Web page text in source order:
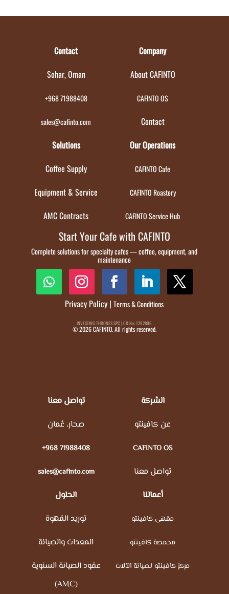
Contact
Sohar, Oman
+968 71988408
sales@cafinto.com
Company
About CAFINTO
CAFINTO OS
Contact
Solutions
Coffee Supply
Equipment & Service
AMC Contracts
Our Operations
CAFINTO Cafe
CAFINTO Roastery
CAFINTO Service Hub
Start Your Cafe with CAFINTO
Complete solutions for specialty cafes — coffee, equipment, and
maintenance
Privacy Policy |Terms & Conditions
INVESTING THRONES SPC | CR No: 1292806
© 2026 CAFINTO. All rights reserved.
تواصل معنا
صحار، عُمان
+968 71988408
sales@cafinto.com
الشركة
عن كافينتو
CAFINTO OS
تواصل معنا
الحلول
توريد القهوة
المعدات والصيانة
عقود الصيانة السنوية
(AMC)
أعمالنا
مقهى كافينتو
محمصة كافينتو
مركز كافينتو لصيانة الآلات